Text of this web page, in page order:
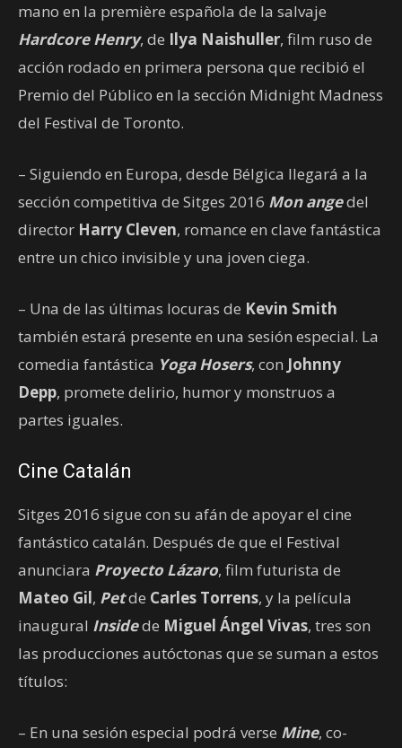
mano en la première española de la salvaje
Hardcore Henry, de Ilya Naishuller, film ruso de
acción rodado en primera persona que recibió el
Premio del Público en la sección Midnight Madness
del Festival de Toronto.
– Siguiendo en Europa, desde Bélgica llegará a la
sección competitiva de Sitges 2016 Mon angedel
director Harry Cleven, romance en clave fantástica
entre un chico invisible y una joven ciega.
– Una de las últimas locuras de Kevin Smith
también estará presente en una sesión especial. La
comedia fantástica Yoga Hosers, con Johnny
Depp, promete delirio, humor y monstruos a
partes iguales.
Cine Catalán
Sitges 2016 sigue con su afán de apoyar el cine
fantástico catalán. Después de que el Festival
anunciara Proyecto Lázaro, film futurista de
Mateo Gil, Petde Carles Torrens, y la película
inaugural Insidede Miguel Ángel Vivas, tres son
las producciones autóctonas que se suman a estos
títulos:
– En una sesión especial podrá verse Mine, co-